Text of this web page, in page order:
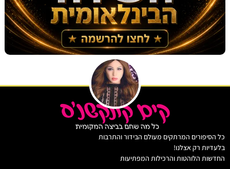
המרתקים מעולם הבידור והתרבות
רק אצלנו!
הלוהטות והרכילות המפתיעות